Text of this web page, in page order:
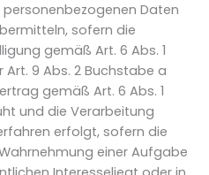
Daten
sofern die
gemäß Art. 6 Abs. 1
9 Abs. 2 Buchstabe a
gemäß Art. 6 Abs. 1
und die Verarbeitung
erfolgt, sofern die
einer Aufgabe